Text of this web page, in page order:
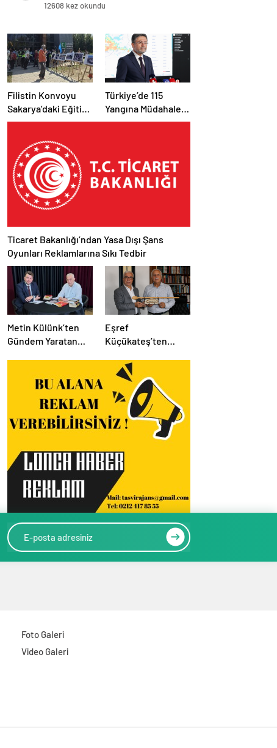
12608 kez okundu
Filistin Konvoyu
Sakarya’daki Eğitim
Kampını
Etabı Başlıyor
Türkiye’de 115
Yangına Müdahale
Edildi: 110’u Kontrol
Ticaret Bakanlığı’ndan Yasa Dışı Şans
Oyunları Reklamlarına Sıkı Tedbir
Metin Külünk’ten
Gündem Yaratan
Siyasete İlişkin
Mesajlar
Eşref
Küçükateş’ten
Hüseyin Avni
Mutlu’ya Anlamlı
Ziyaret
Foto Galeri
Video Galeri